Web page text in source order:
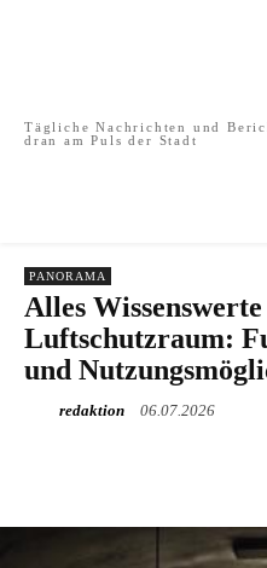
Tägliche Nachrichten und
dran am Puls der Stadt
PANORAMA
Alles
Luftschutzraum:
und
redaktion 06.07.2026